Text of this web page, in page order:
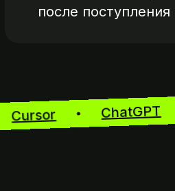
после
Cursor